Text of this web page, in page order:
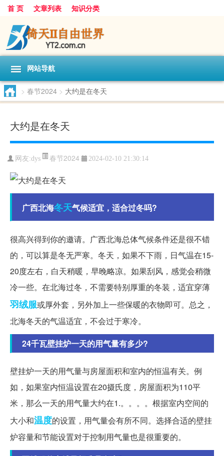
首 页 文章列表 知识分类
网站导航
> 春节2024 > 大约是在冬天
大约是在冬天
网友:dys 春节2024 2024-02-10 21:30:14
广西北海冬天气候适宜，适合过冬吗?
很高兴得到你的邀请。广西北海总体气候条件还是很不错
的，可以算是冬无严寒。冬天，如果不下雨，日气温在15-
20度左右，白天稍暖，早晚略凉。如果刮风，感觉会稍微
冷一些。在北海过冬，不需要特别厚重的冬装，适宜穿薄
羽绒服或厚外套，另外加上一些保暖的衣物即可。总之，
北海冬天的气温适宜，不会过于寒冷。
24千瓦壁挂炉一天的用气量有多少?
壁挂炉一天的用气量与房屋面积和室内的恒温有关。例
如，如果室内恒温设置在20摄氏度，房屋面积为110平
米，那么一天的用气量大约在1.。。。。根据室内空间的
大小和温度的设置，用气量会有所不同。选择合适的壁挂
炉容量和节能设置对于控制用气量也是很重要的。